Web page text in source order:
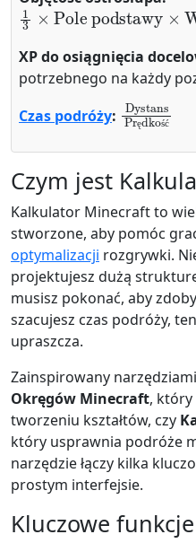
13×
Pole podstawy×Wysokość
XP do osiągnięcia
potrzebnego na każdy
Czas podróży:
Dystans
Czym jest
Kalkulator Minecraft to
stworzone, aby pomóc
optymalizacji rozgrywki.
projektujesz dużą
musisz pokonać, aby
szacujesz czas podróży,
upraszcza.
Zainspirowany
Okręgów Minecraft, który
tworzeniu kształtów, czy
który usprawnia podróże
narzędzie łączy kilka
prostym interfejsie.
Kluczowe funkcje